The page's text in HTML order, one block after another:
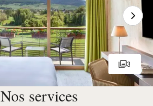
3
Nos services